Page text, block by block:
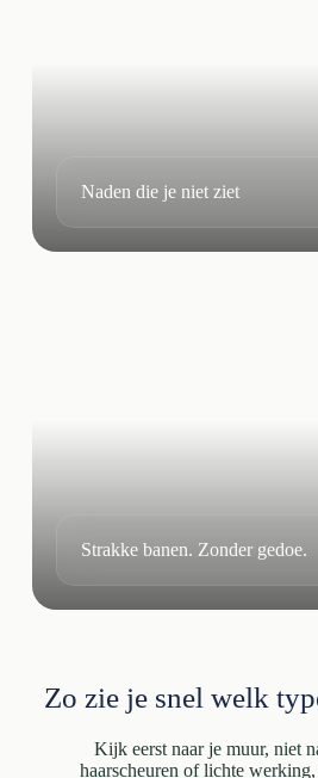
Naden die je niet ziet
Strakke banen. Zonder gedoe.
Zo zie je snel welk
Kijk eerst naar je muur, niet
haarscheuren of lichte